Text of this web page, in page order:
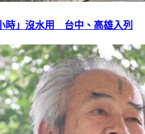
時」沒水用 台中、高雄入列